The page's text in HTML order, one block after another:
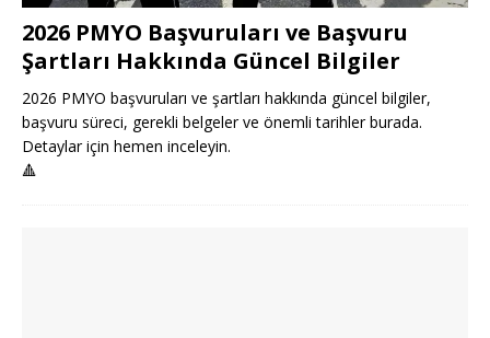
2026 PMYO Başvuruları ve Başvuru
Şartları Hakkında Güncel Bilgiler
2026 PMYO başvuruları ve şartları hakkında güncel bilgiler,
başvuru süreci, gerekli belgeler ve önemli tarihler burada.
Detaylar için hemen inceleyin.
🔺